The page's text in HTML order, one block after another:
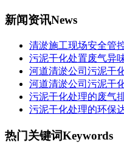
新闻资讯News
清淤施工现场安全管
污泥干化处置废气异
河道清淤公司污泥干
河道清淤公司污泥干
污泥干化处理的废气
污泥干化处理的环保
热门关键词Keywords